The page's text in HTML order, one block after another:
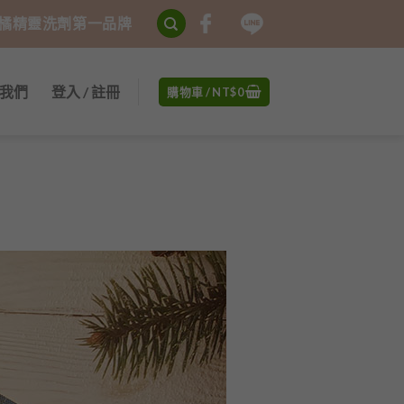
精靈洗劑第一品牌
們 登入 / 註冊 購物車 /NT$0